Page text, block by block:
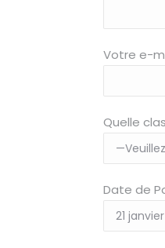
Votre e-
Quelle
Date de